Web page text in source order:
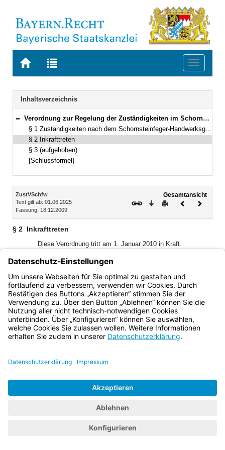
Zur
BAYERN.RECHT
Zur
letzten
Suche
Toggle
Navigation
Inhaltsverzeichnis
Bereich reduzieren
Verordnung zur Regelung der Zuständigkeiten im Schornsteinfegerwesen (Schornsteinfegerzuständigkeitsverordnung – ZustVSchfw) Vom 18. Dezember 2009 (GVBl. S. 651) BayRS 215-2-9-I (§§ 1–3)
§ 1 Zuständigkeiten nach dem Schornsteinfeger-Handwerksgesetz
§ 2 Inkrafttreten
§ 3 (aufgehoben)
[Schlussformel]
Inhalt
ZustVSchfw
Text gilt ab: 01.06.2025
Fassung: 18.12.2009
Gesamtansicht
Download
DruckenVorheriges
§ 2 Inkrafttreten
Diese Verordnung tritt am 1. Januar 2010 in Kraft.
Bayern.de
BayernPortal
Datenschutz
Impressum
Barrierefreiheit
Kontakt
SchriftgrößeKontrastwechsel